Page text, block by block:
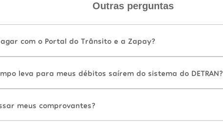
Outras perguntas
com o Portal do Trânsito e a Zapay?
leva para meus débitos saírem do sistema do DETRAN?
meus comprovantes?